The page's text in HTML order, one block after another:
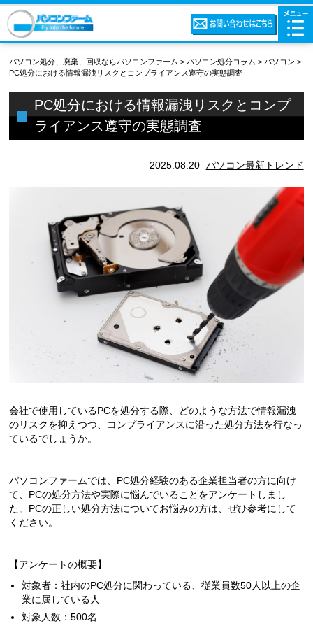
パソコン処分、廃棄、回収ならパソコンファーム> パソコン処分コラム > パソコン >
PC処分における情報漏洩リスクとコンプライアンス遵守の実態調査
PC処分における情報漏洩リスクとコンプ
ライアンス遵守の実態調査
2025.08.20 パソコン最新トレンド
会社で使用しているPCを処分する際、どのような方法で情報漏洩
のリスクを抑えつつ、コンプライアンスに沿った処分方法を行なっ
ているでしょうか。
パソコンファームでは、PC処分経験のある企業担当者の方に向け
て、PCの処分方法や実際に悩んでいることをアンケートしまし
た。PCの正しい処分方法についてお悩みの方は、ぜひ参考にして
ください。
【アンケートの概要】
対象者：社内のPC処分に関わっている、従業員数50人以上の企
業に属している人
対象人数：500名